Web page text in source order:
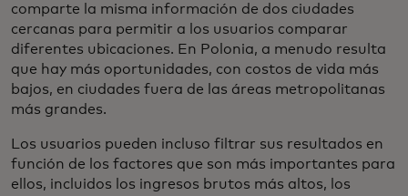
comparte la misma información de dos ciudades
cercanas para permitir a los usuarios comparar
diferentes ubicaciones. En Polonia, a menudo resulta
que hay más oportunidades, con costos de vida más
bajos, en ciudades fuera de las áreas metropolitanas
más grandes.
Los usuarios pueden incluso filtrar sus resultados en
función de los factores que son más importantes para
ellos, incluidos los ingresos brutos más altos, los